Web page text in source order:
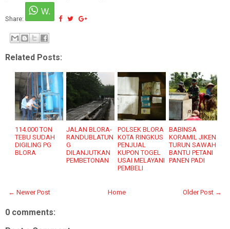
Share:
Related Posts:
114.000 TON
TEBU SUDAH
DIGILING PG
BLORA
JALAN BLORA-
RANDUBLATUN
G
DILANJUTKAN
PEMBETONAN
POLSEK BLORA
KOTA RINGKUS
PENJUAL
KUPON TOGEL
USAI MELAYANI
PEMBELI
BABINSA
KORAMIL JIKEN
TURUN SAWAH
BANTU PETANI
PANEN PADI
← Newer Post Older Post →
Home
0 comments: